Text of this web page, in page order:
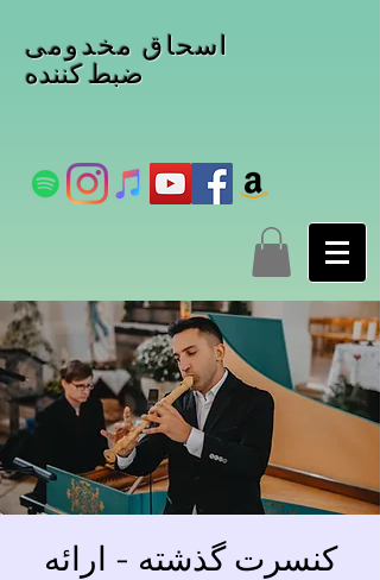
اسحاق مخدومی
ضبط کننده
کنسرت گذشته - ارائه